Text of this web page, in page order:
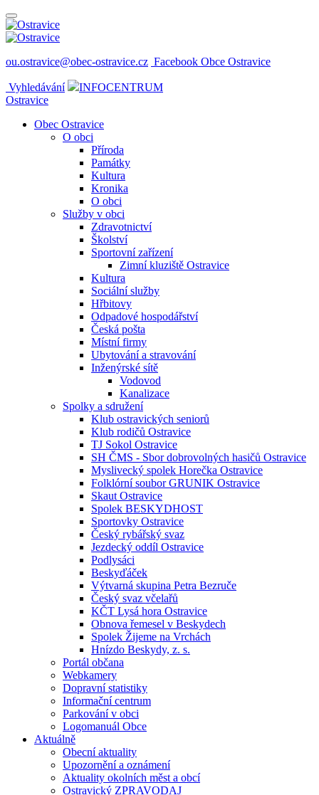
ou.ostravice@obec-ostravice.cz Facebook Obce Ostravice
Vyhledávání
INFOCENTRUM
Ostravice
Obec Ostravice
O obci
Příroda
Památky
Kultura
Kronika
O obci
Služby v obci
Zdravotnictví
Školství
Sportovní zařízení
Zimní kluziště Ostravice
Kultura
Sociální služby
Hřbitovy
Odpadové hospodářství
Česká pošta
Místní firmy
Ubytování a stravování
Inženýrské sítě
Vodovod
Kanalizace
Spolky a sdružení
Klub ostravických seniorů
Klub rodičů Ostravice
TJ Sokol Ostravice
SH ČMS - Sbor dobrovolných hasičů Ostravice
Myslivecký spolek Horečka Ostravice
Folklórní soubor GRUNIK Ostravice
Skaut Ostravice
Spolek BESKYDHOST
Sportovky Ostravice
Český rybářský svaz
Jezdecký oddíl Ostravice
Podlysáci
Beskyďáček
Výtvarná skupina Petra Bezruče
Český svaz včelařů
KČT Lysá hora Ostravice
Obnova řemesel v Beskydech
Spolek Žijeme na Vrchách
Hnízdo Beskydy, z. s.
Portál občana
Webkamery
Dopravní statistiky
Informační centrum
Parkování v obci
Logomanuál Obce
Aktuálně
Obecní aktuality
Upozornění a oznámení
Aktuality okolních měst a obcí
Ostravický ZPRAVODAJ